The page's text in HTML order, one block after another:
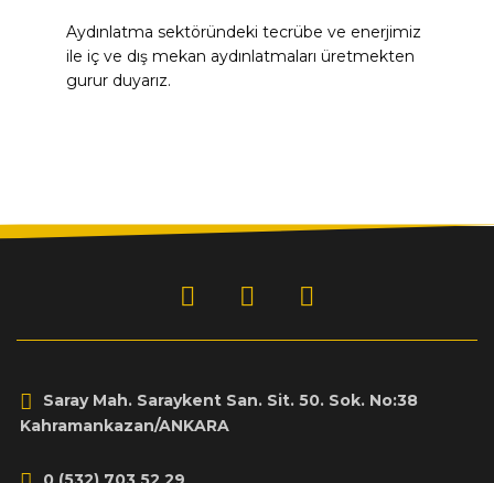
Aydınlatma sektöründeki tecrübe ve enerjimiz
ile iç ve dış mekan aydınlatmaları üretmekten
gurur duyarız.
Saray Mah. Saraykent San. Sit. 50. Sok. No:38
Kahramankazan/ANKARA